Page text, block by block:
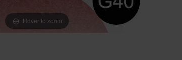
Hover to zoom